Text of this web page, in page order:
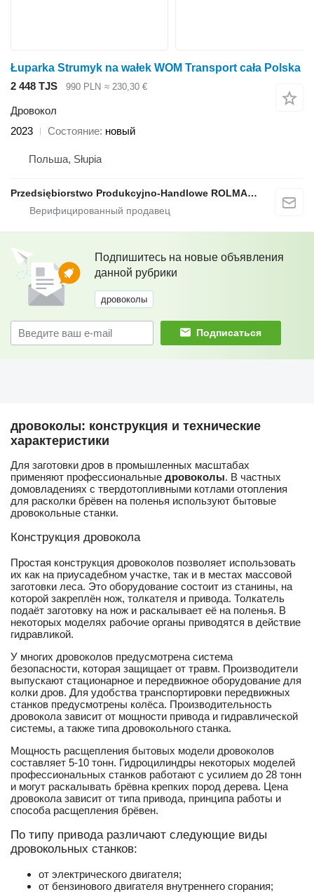
Łuparka Strumyk na wałek WOM Transport cała Polska
2 448 TJS
990 PLN ≈ 230,30 €
Дровокол
2023
Состояние новый
Польша, Słupia
Przedsiębiorstwo Produkcyjno-Handlowe ROLMAPOL Marcin Dziekan
Подпишитесь на новые объявления
данной рубрики
дровоколы
Подписаться
дровоколы: конструкция и технические
характеристики
Для заготовки дров в промышленных масштабах
применяют профессиональные дровоколы. В частных
домовладениях с твердотопливными котлами отопления
для расколки брёвен на поленья используют бытовые
дровокольные станки.
Конструкция дровокола
Простая конструкция дровоколов позволяет использовать
их как на приусадебном участке, так и в местах массовой
заготовки леса. Это оборудование состоит из станины, на
которой закреплён нож, толкателя и привода. Толкатель
подаёт заготовку на нож и раскалывает её на поленья. В
некоторых моделях рабочие органы приводятся в действие
гидравликой.
У многих дровоколов предусмотрена система
безопасности, которая защищает от травм. Производители
выпускают стационарное и передвижное оборудование для
колки дров. Для удобства транспортировки передвижных
станков предусмотрены колёса. Производительность
дровокола зависит от мощности привода и гидравлической
системы, а также типа дровокольного станка.
Мощность расщепления бытовых модели дровоколов
составляет 5-10 тонн. Гидроцилиндры некоторых моделей
профессиональных станков работают с усилием до 28 тонн
и могут раскалывать брёвна крепких пород дерева. Цена
дровокола зависит от типа привода, принципа работы и
способа расщепления брёвен.
По типу привода различают следующие виды
дровокольных станков:
от электрического двигателя;
от бензинового двигателя внутреннего сгорания;